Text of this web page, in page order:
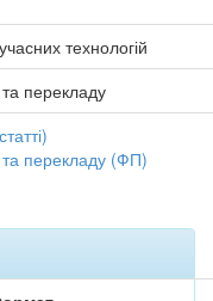
технологій
перекладу
та перекладу (ФП)